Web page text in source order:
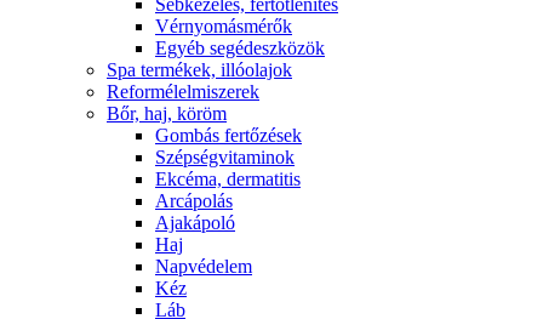
Sebkezelés, fertőtlenítés
Vérnyomásmérők
Egyéb segédeszközök
Spa termékek, illóolajok
Reformélelmiszerek
Bőr, haj, köröm
Gombás fertőzések
Szépségvitaminok
Ekcéma, dermatitis
Arcápolás
Ajakápoló
Haj
Napvédelem
Kéz
Láb